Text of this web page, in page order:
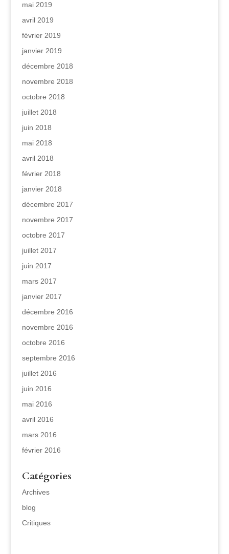
mai 2019
avril 2019
février 2019
janvier 2019
décembre 2018
novembre 2018
octobre 2018
juillet 2018
juin 2018
mai 2018
avril 2018
février 2018
janvier 2018
décembre 2017
novembre 2017
octobre 2017
juillet 2017
juin 2017
mars 2017
janvier 2017
décembre 2016
novembre 2016
octobre 2016
septembre 2016
juillet 2016
juin 2016
mai 2016
avril 2016
mars 2016
février 2016
Catégories
Archives
blog
Critiques